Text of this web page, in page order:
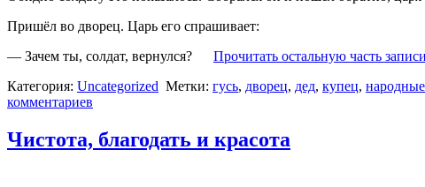
Пришёл во дворец. Царь его спрашивает:
— Зачем ты, солдат, вернулся? Прочитать остальную часть
Категория: Uncategorized Метки: гусь, дворец, дед, купец,
комментариев
Чистота, благодать и красота